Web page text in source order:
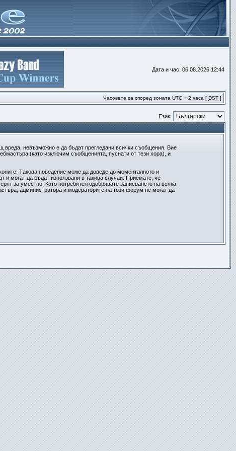
Дата и час: 06.08.2026 12:44
Часовете са според зоната UTC + 2 часа [ DST ]
Език:
невъзможно е да бъдат прегледани всички съобщения. Вие
(като изключим съобщенията, пуснати от тези хора), и
Такова поведение може да доведе до моменталното и
и могат да бъдат използвани в такива случаи. Приемате, че
за уместно. Като потребител одобрявате записването на всяка
администратора и модераторите на този форум не могат да